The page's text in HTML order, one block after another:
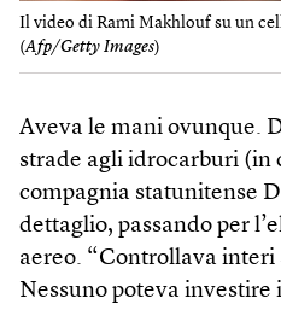
Il video di Rami Makhlouf su un
(Afp/Getty Images)
Aveva le mani ovunque.
strade agli idrocarburi (in
compagnia statunitense
dettaglio, passando per
aereo. “Controllava interi
Nessuno poteva investire